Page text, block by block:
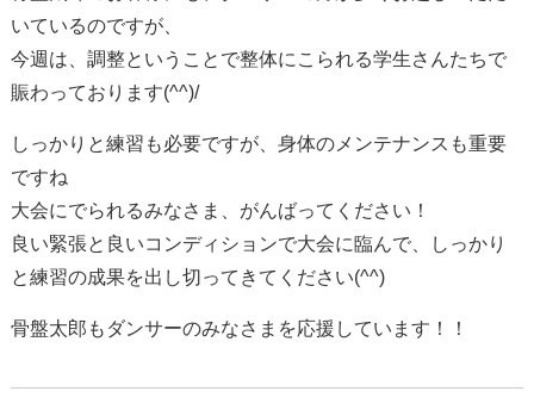
いているのですが、
今週は、調整ということで整体にこられる学生さんたちで
賑わっております(^^)/
しっかりと練習も必要ですが、身体のメンテナンスも重要
ですね
大会にでられるみなさま、がんばってください！
良い緊張と良いコンディションで大会に臨んで、しっかり
と練習の成果を出し切ってきてください(^^)
骨盤太郎もダンサーのみなさまを応援しています！！